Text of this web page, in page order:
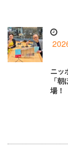
ニッ
「
場！